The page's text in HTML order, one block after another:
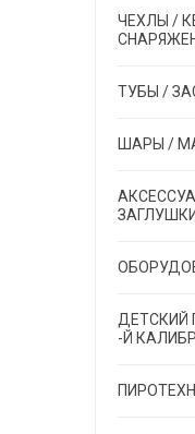
ЧЕХЛЫ /
ТУБЫ /
ШАРЫ /
ЗАГЛУШКИ
ДЕТСКИЙ
-Й КАЛИБР